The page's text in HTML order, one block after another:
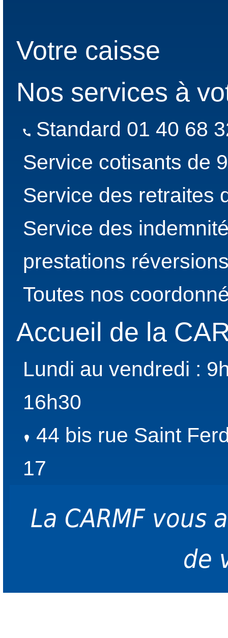
Votre caisse
Nos services à
Standard 01 40 68
Service cotisants de
Service des retraites
Service des
prestations
Toutes nos
Accueil de la
Lundi au vendredi :
16h30
44 bis rue Saint
17
La CARMF vous
de